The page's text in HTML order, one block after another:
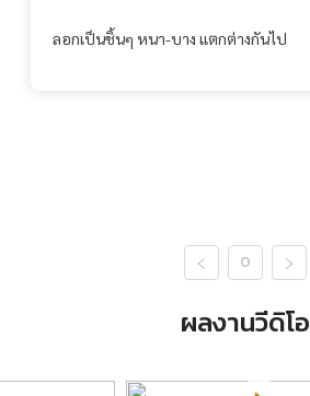
ลอกเป็นชิ้นๆ หนา-บาง แตกต่างกันไป
0
ผลงานวีดิโอ